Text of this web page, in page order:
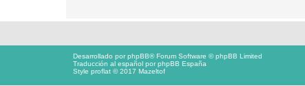
Desarrollado porphpBB® Forum Software © phpBB Limited
Traducción al español porphpBB España
Style proflat © 2017 Mazeltof